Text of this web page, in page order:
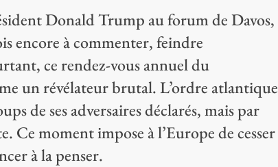
Donald Trump au forum de Davos,
encore à commenter, feindre
ce rendez-vous annuel du
un révélateur brutal. L’ordre atlantique
de ses adversaires déclarés, mais par
Ce moment impose à l’Europe de cesser
à la penser.